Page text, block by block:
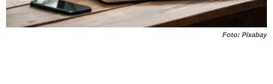
Foto: Pixabay